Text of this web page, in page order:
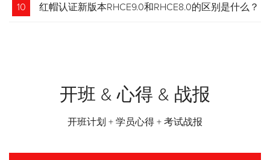
师）证书？申请步骤请收藏！
10 红帽认证新版本RHCE9.0和RHCE8.0的区别是什么？
开班 & 心得 & 战报
开班计划 + 学员心得 + 考试战报